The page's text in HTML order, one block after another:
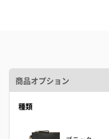
商品オプション
種類